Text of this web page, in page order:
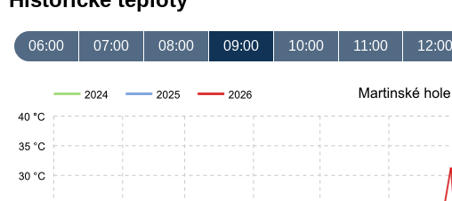
06:00 07:00 08:00 09:00 10:00 11:00 12:00